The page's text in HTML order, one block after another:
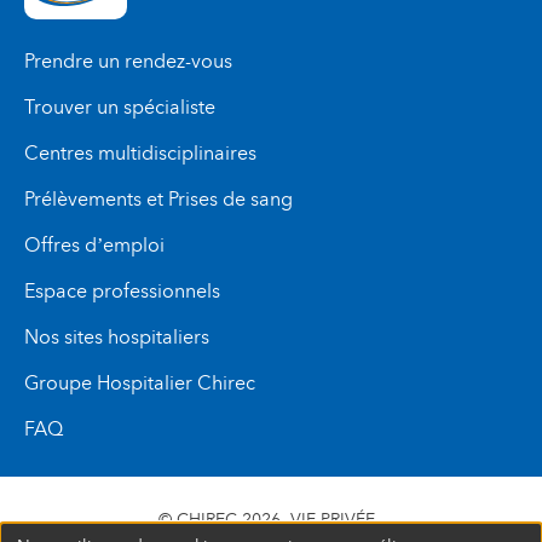
Prendre un rendez-vous
Trouver un spécialiste
Centres multidisciplinaires
Prélèvements et Prises de sang
Offres d’emploi
Espace professionnels
Nos sites hospitaliers
Groupe Hospitalier Chirec
FAQ
© CHIREC 2026 VIE PRIVÉE